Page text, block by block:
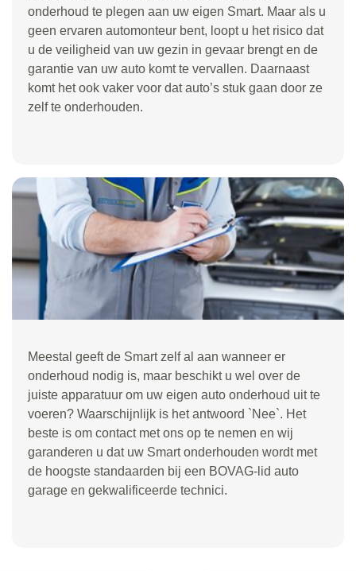
onderhoud te plegen aan uw eigen Smart. Maar als u
geen ervaren automonteur bent, loopt u het risico dat
u de veiligheid van uw gezin in gevaar brengt en de
garantie van uw auto komt te vervallen. Daarnaast
komt het ook vaker voor dat auto’s stuk gaan door ze
zelf te onderhouden.
Meestal geeft de Smart zelf al aan wanneer er
onderhoud nodig is, maar beschikt u wel over de
juiste apparatuur om uw eigen auto onderhoud uit te
voeren? Waarschijnlijk is het antwoord `Nee`. Het
beste is om contact met ons op te nemen en wij
garanderen u dat uw Smart onderhouden wordt met
de hoogste standaarden bij een BOVAG-lid auto
garage en gekwalificeerde technici.